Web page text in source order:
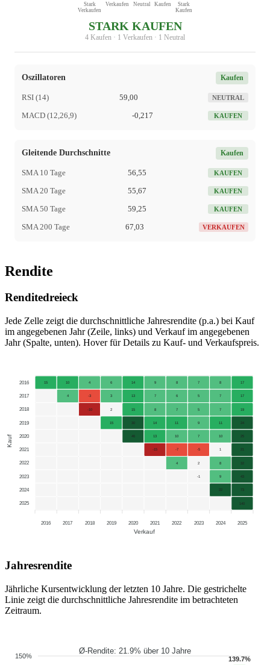
Stark
Verkaufen
Verkaufen Neutral Kaufen
Stark
Kaufen
STARK KAUFEN
4 Kaufen · 1 Verkaufen · 1 Neutral
Oszillatoren Kaufen
RSI (14) 59,00 NEUTRAL
MACD (12,26,9) -0,217 KAUFEN
Gleitende Durchschnitte Kaufen
SMA 10 Tage 56,55 KAUFEN
SMA 20 Tage 55,67 KAUFEN
SMA 50 Tage 59,25 KAUFEN
SMA 200 Tage 67,03 VERKAUFEN
Rendite
Renditedreieck
Jede Zelle zeigt die durchschnittliche Jahresrendite (p.a.) bei Kauf
im angegebenen Jahr (Zeile, links) und Verkauf im angegebenen
Jahr (Spalte, unten). Hover für Details zu Kauf- und Verkaufspreis.
2016
2017
2018
2019
2020
2021
2022
2023
2024
2025
Kauf
15 10 4 6 14 9 8 7 8 17
4 -3 3 13 7 6 5 7 17
-10 2 15 8 7 5 7 19
15 30 14 11 9 11 24
46 13 10 7 10 25
-15 -7 -5 1 21
4 2 8 32
-1 9 43
22 73
140
2016 2017 2018 2019 2020 2021 2022 2023 2024 2025
Verkauf
Jahresrendite
Jährliche Kursentwicklung der letzten 10 Jahre. Die gestrichelte
Linie zeigt die durchschnittliche Jahresrendite im betrachteten
Zeitraum.
Ø-Rendite: 21.9% über 10 Jahre
150% 139.7%